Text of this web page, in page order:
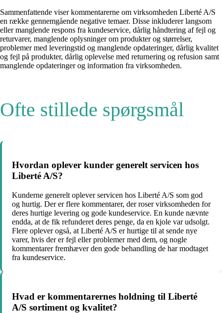
Sammenfattende viser kommentarerne om virksomheden Liberté A/S
en række gennemgående negative temaer. Disse inkluderer langsom
eller manglende respons fra kundeservice, dårlig håndtering af fejl og
returvarer, manglende oplysninger om produkter og størrelser,
problemer med leveringstid og manglende opdateringer, dårlig kvalitet
og fejl på produkter, dårlig oplevelse med returnering og refusion samt
manglende opdateringer og information fra virksomheden.
Ofte stillede spørgsmål
Hvordan oplever kunder generelt servicen hos
Liberté A/S?
Kunderne generelt oplever servicen hos Liberté A/S som god
og hurtig. Der er flere kommentarer, der roser virksomheden for
deres hurtige levering og gode kundeservice. En kunde nævnte
endda, at de fik refunderet deres penge, da en kjole var udsolgt.
Flere oplever også, at Liberté A/S er hurtige til at sende nye
varer, hvis der er fejl eller problemer med dem, og nogle
kommentarer fremhæver den gode behandling de har modtaget
fra kundeservice.
Hvad er kommentarernes holdning til Liberté
A/S sortiment og kvalitet?